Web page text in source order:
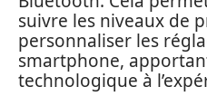
suivre les niveaux de
personnaliser les
smartphone,
technologique à